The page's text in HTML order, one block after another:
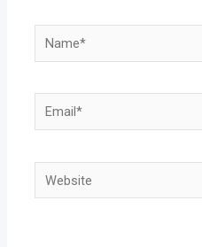
Name*
Email*
Website